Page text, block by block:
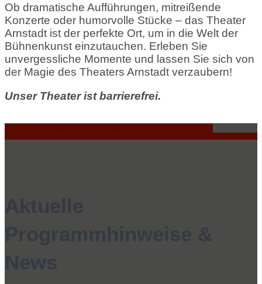
Ob dramatische Aufführungen, mitreißende
Konzerte oder humorvolle Stücke – das Theater
Arnstadt ist der perfekte Ort, um in die Welt der
Bühnenkunst einzutauchen. Erleben Sie
unvergessliche Momente und lassen Sie sich von
der Magie des Theaters Arnstadt verzaubern!
Unser Theater ist barrierefrei.